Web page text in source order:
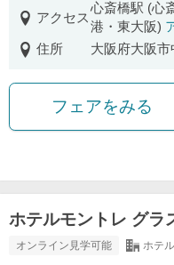
アクセス
心斎橋駅 (心
港・東大阪)
住所
大阪府大阪
フェアをみる
ホテルモントレ グラ
オンライン見学可能 ホテ